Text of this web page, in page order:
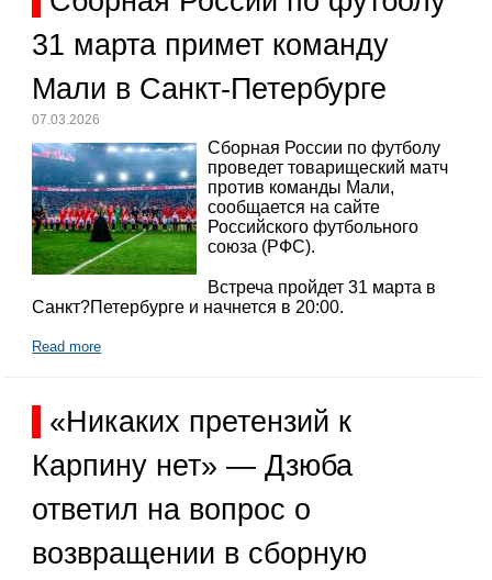
31 марта примет команду
Мали в Санкт-Петербурге
07.03.2026
Сборная России по футболу
проведет товарищеский матч
против команды Мали,
сообщается на сайте
Российского футбольного
союза (РФС).
Встреча пройдет 31 марта в
Санкт?Петербурге и начнется в 20:00.
Read more
«Никаких претензий к
Карпину нет» — Дзюба
ответил на вопрос о
возвращении в сборную